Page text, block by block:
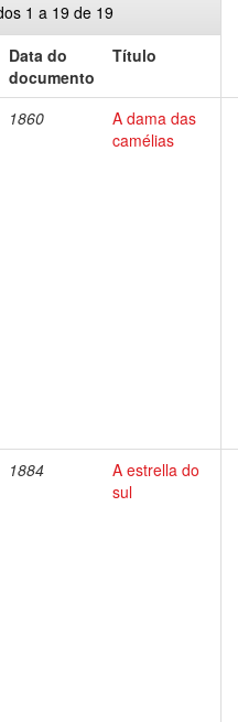
1 a 19 de 19
Data do
documento
Título
1860
A dama das
camélias
1884
A estrella do
sul